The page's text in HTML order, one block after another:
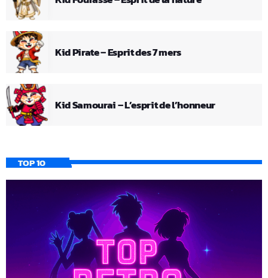
Kid Pirate – Esprit des 7 mers
Kid Samourai – L’esprit de l’honneur
TOP 10